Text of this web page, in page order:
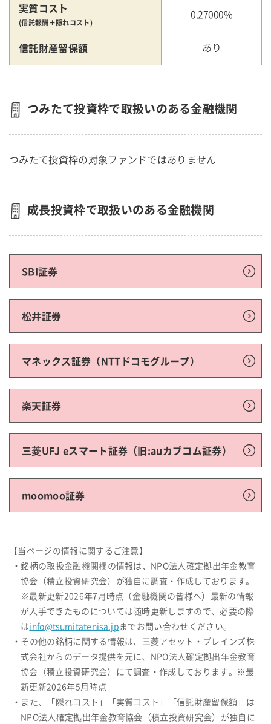
実質コスト
(信託報酬＋隠れコスト)
0.27000%
信託財産留保額 あり
つみたて投資枠で取扱いのある金融機関
つみたて投資枠の対象ファンドではありません
成長投資枠で取扱いのある金融機関
SBI証券
松井証券
マネックス証券（NTTドコモグループ）
楽天証券
三菱UFJ eスマート証券（旧:auカブコム証券）
moomoo証券
【当ページの情報に関するご注意】
・銘柄の取扱金融機関欄の情報は、NPO法人確定拠出年金教育
協会（積立投資研究会）が独自に調査・作成しております。
※最新更新2026年7月時点（金融機関の皆様へ）最新の情報
が入手できたものについては随時更新しますので、必要の際
はinfo@tsumitatenisa.jp までお問い合わせください。
・その他の銘柄に関する情報は、三菱アセット・ブレインズ株
式会社からのデータ提供を元に、NPO法人確定拠出年金教育
協会（積立投資研究会）にて調査・作成しております。※最
新更新2026年5月時点
・また、「隠れコスト」「実質コスト」「信託財産留保額」は
NPO法人確定拠出年金教育協会（積立投資研究会）が独自に